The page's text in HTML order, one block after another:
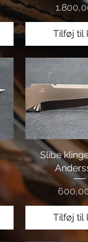
Pris
Tilføj til
Slibe
Pris
Tilføj til